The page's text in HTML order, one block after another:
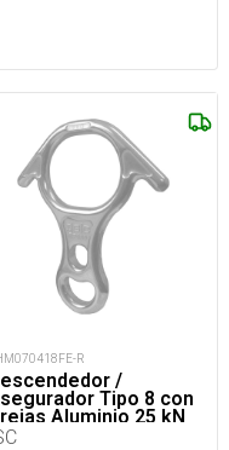
R
/
Tipo 8 con
Aluminio 25 kN